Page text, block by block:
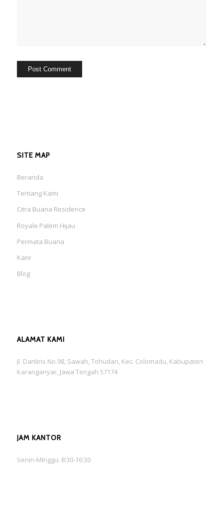
SITE MAP
Beranda
Tentang Kami
Citra Buana Residence
Royale Palem Hijau
Permata Buana
Karir
Blog
ALAMAT KAMI
Jl. Danliris No.98, Sawah, Tohudan, Kec. Colomadu, Kabupaten
Karanganyar, Jawa Tengah 57174
JAM KANTOR
Senin-Minggu: 8:30-16:30